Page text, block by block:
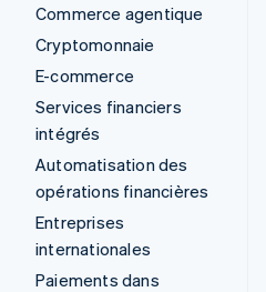
Commerce agentique
Cryptomonnaie
E-commerce
Services financiers
intégrés
Automatisation des
opérations financières
Entreprises
internationales
Paiements dans